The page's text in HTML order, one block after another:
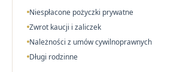
Niespłacone pożyczki prywatne
Zwrot kaucji i zaliczek
Należności z umów cywilnoprawnych
Długi rodzinne